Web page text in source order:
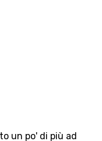
un po' di più ad